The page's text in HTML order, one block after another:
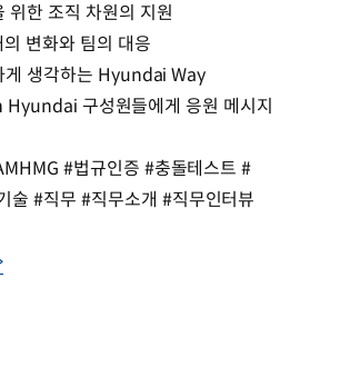
한 조직 차원의 지원
변화와 팀의 대응
생각하는 Hyundai Way
구성원들에게 응원 메시지
#법규인증 #충돌테스트 #
술 #직무 #직무소개 #직무인터뷰